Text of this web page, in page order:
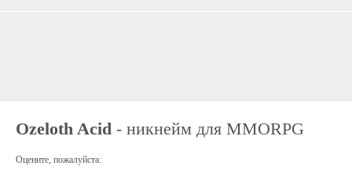
Ozeloth Acid - никнейм для MMORPG
Оцените, пожалуйста: